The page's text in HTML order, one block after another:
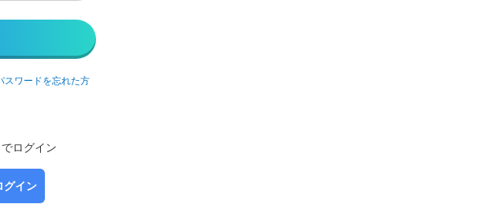
スワードを忘れた方
ログイン
イン